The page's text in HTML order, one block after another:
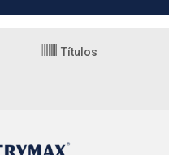
Títulos